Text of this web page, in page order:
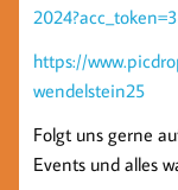
https://
wendelstein25
Folgt uns gerne
Events und alles